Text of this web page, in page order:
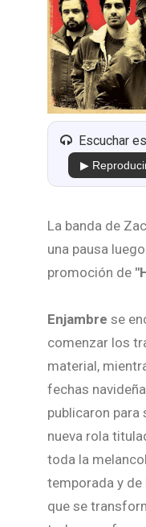
Escuchar
▶
La banda de
una pausa
promoción de
Enjambre se
comenzar los
material,
fechas
publicaron para
nueva rola
toda la
temporada y de
que se